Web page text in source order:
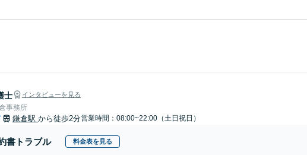
士 インタビューを見る
事務所
鎌倉駅 から徒歩2分営業時間：08:00~22:00（土日祝日）
書トラブル 料金表を見る